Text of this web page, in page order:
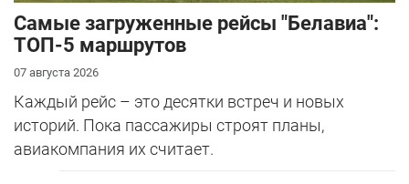
Самые загруженные рейсы "Белавиа":
ТОП-5 маршрутов
07 августа 2026
Каждый рейс – это десятки встреч и новых
историй. Пока пассажиры строят планы,
авиакомпания их считает.